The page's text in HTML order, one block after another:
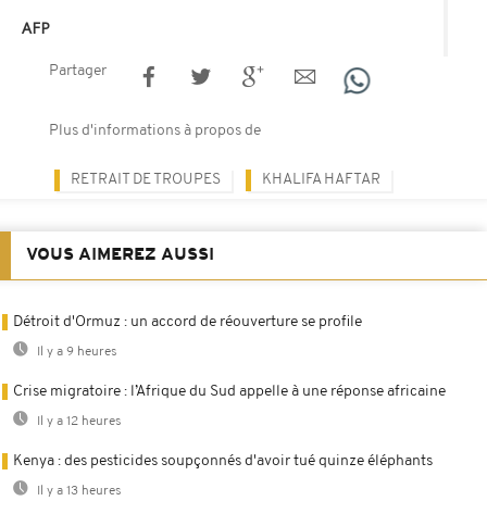
AFP
Partager
Plus d'informations à propos de
RETRAIT DE TROUPES KHALIFA HAFTAR
VOUS AIMEREZ AUSSI
Détroit d'Ormuz : un accord de réouverture se profile
Il y a 9 heures
Crise migratoire : l’Afrique du Sud appelle à une réponse africaine
Il y a 12 heures
Kenya : des pesticides soupçonnés d'avoir tué quinze éléphants
Il y a 13 heures